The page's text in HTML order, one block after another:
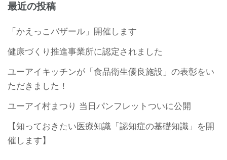
最近の投稿
「かえっこバザール」開催します
健康づくり推進事業所に認定されました
ユーアイキッチンが「食品衛生優良施設」の表彰をい
ただきました！
ユーアイ村まつり 当日パンフレットついに公開
【知っておきたい医療知識「認知症の基礎知識」を開
催します】